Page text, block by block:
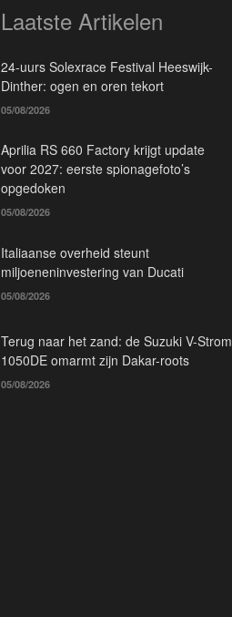
Laatste Artikelen
24-uurs Solexrace Festival Heeswijk-
Dinther: ogen en oren tekort
05/08/2026
Aprilia RS 660 Factory krijgt update
voor 2027: eerste spionagefoto’s
opgedoken
05/08/2026
Italiaanse overheid steunt
miljoeneninvestering van Ducati
05/08/2026
Terug naar het zand: de Suzuki V-Strom
1050DE omarmt zijn Dakar-roots
05/08/2026